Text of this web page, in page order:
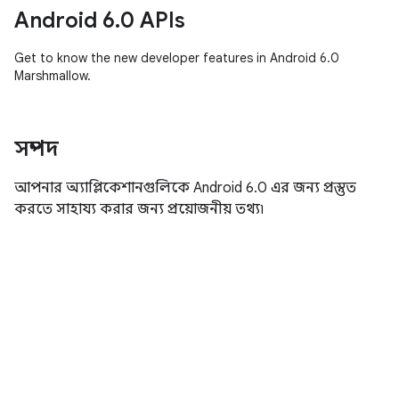
Android 6.0 APIs
Get to know the new developer features in Android 6.0
Marshmallow.
সম্পদ
আপনার অ্যাপ্লিকেশানগুলিকে Android 6.0 এর জন্য প্রস্তুত
করতে সাহায্য করার জন্য প্রয়োজনীয় তথ্য৷